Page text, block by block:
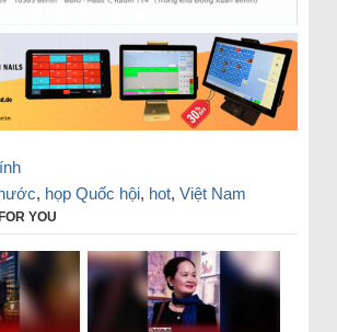
, họp Quốc hội, hot, Việt Nam
YOU